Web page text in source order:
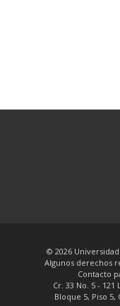
© 2026
Algunos derechos
Contacto
Cr. 33 No. 5 - 121
Bloque 5, Piso 5,